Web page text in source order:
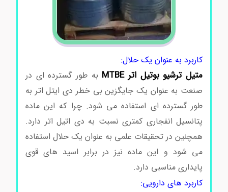
کاربرد به عنوان یک حلال:
متیل ترشیو بوتیل اتر MTBE
به طور گسترده ای در
صنعت به عنوان یک جایگزین بی خطر دی ایتل اتر به
طور گسترده ای استفاده می شود. چرا که این ماده
پتانسیل انفجاری کمتری نسبت به دی اتیل اتر دارد.
همچنین در تحقیقات علمی به عنوان یک حلال استفاده
می شود و این ماده نیز در برابر اسید های قوی
پایداری مناسبی دارد.
کاربرد های دارویی: